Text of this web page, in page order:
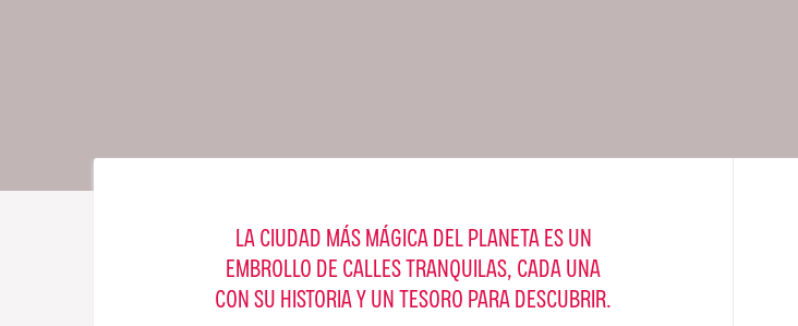
LA CIUDAD MÁS MÁGICA DEL PLANETA ES UN
EMBROLLO DE CALLES TRANQUILAS, CADA UNA
CON SU HISTORIA Y UN TESORO PARA DESCUBRIR.